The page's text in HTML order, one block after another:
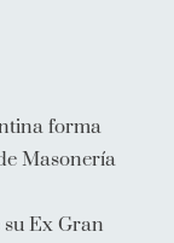
forma
Masonería
Ex Gran